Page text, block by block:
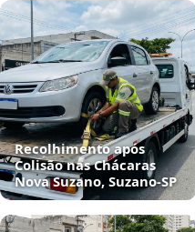
Recolhimento após
Colisão nas Chácaras
Nova Suzano, Suzano‑SP